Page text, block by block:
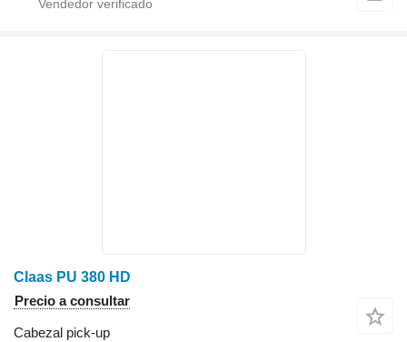
Claas PU 380 HD
Precio a consultar
Cabezal pick-up